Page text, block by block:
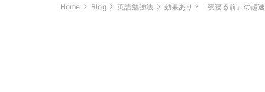
Home Blog 英語勉強法 効果あり？「夜寝る前」の超